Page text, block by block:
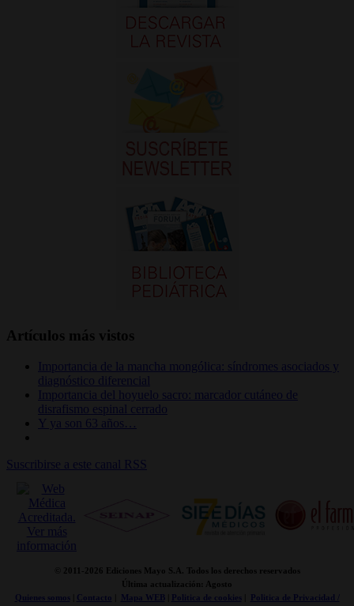
Artículos más vistos
Importancia de la mancha mongólica: síndromes asociados y
diagnóstico diferencial
Importancia del hoyuelo sacro: marcador cutáneo de
disrafismo espinal cerrado
Y ya son 63 años…
Suscribirse a este canal RSS
© 2011- 2026 Ediciones Mayo S.A. Todos los derechos reservados
Última actualización: Agosto
Quienes somos| Contacto Mapa WEB| Politica de cookies|
Politica de Privacidad /